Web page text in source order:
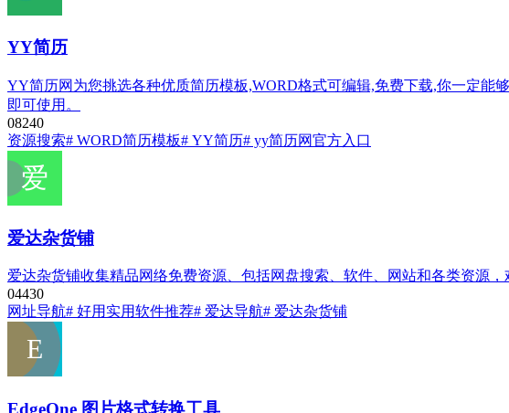
YY简历
YY简历网为您挑选各种优质简历模板,WORD格式可编辑,免费下载,你一定能
即可使用。
08240
资源搜索# WORD简历模板# YY简历# yy简历网官方入口
爱达杂货铺
爱达杂货铺收集精品网络免费资源、包括网盘搜索、软件、网站和各类资源，
04430
网址导航# 好用实用软件推荐# 爱达导航# 爱达杂货铺
EdgeOne 图片格式转换工具